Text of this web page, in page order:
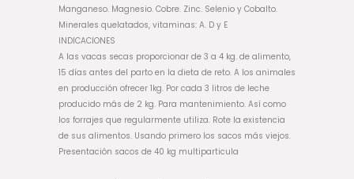
Manganeso. Magnesio. Cobre. Zinc. Selenio y Cobalto.
Minerales quelatados, vitaminas: A. D y E
INDICACIONES
A las vacas secas proporcionar de 3 a 4 kg. de alimento,
15 días antes del parto en la dieta de reto. A los animales
en producción ofrecer 1kg. Por cada 3 litros de leche
producido más de 2 kg. Para mantenimiento. Así como
los forrajes que regularmente utiliza. Rote la existencia
de sus alimentos. Usando primero los sacos más viejos.
Presentación sacos de 40 kg multiparticula